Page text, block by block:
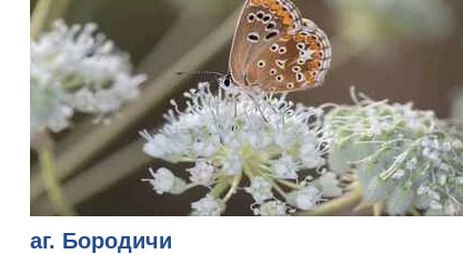
аг. Бородичи